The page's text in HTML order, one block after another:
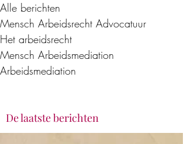
Alle berichten
Mensch Arbeidsrecht Advocatuur
Het arbeidsrecht
Mensch Arbeidsmediation
Arbeidsmediation
De laatste berichten